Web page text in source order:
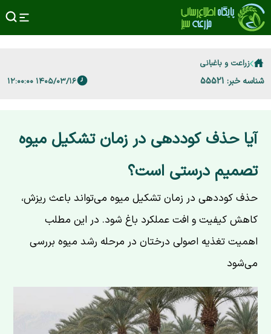
زراعت و باغبانی
شناسه خبر: 55521 ۱۴۰۵/۰۳/۱۶ ۱۲:۰۰:۰۰
آیا حذف کوددهی در زمان تشکیل میوه
تصمیم درستی است؟
حذف کوددهی در زمان تشکیل میوه می‌تواند باعث ریزش،
کاهش کیفیت و افت عملکرد باغ شود. در این مطلب
اهمیت تغذیه اصولی درختان در مرحله رشد میوه بررسی
می‌شود